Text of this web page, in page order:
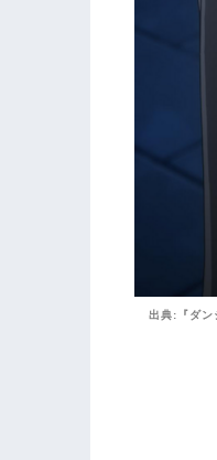
出典:『ダン